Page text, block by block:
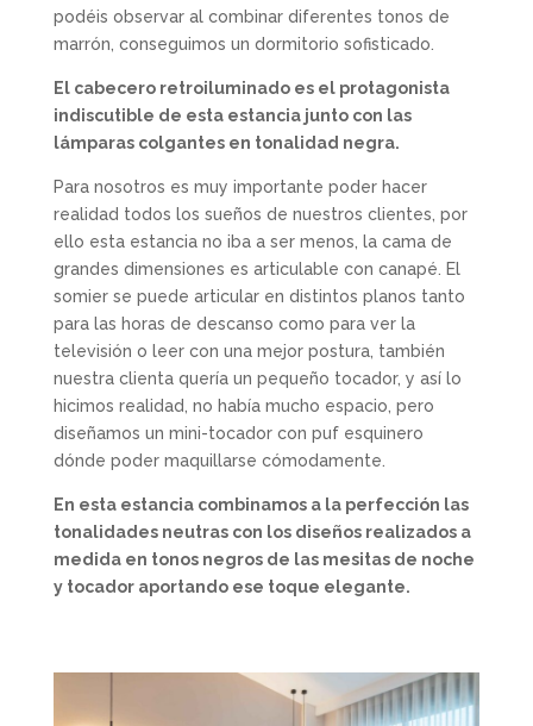
podéis observar al combinar diferentes tonos de
marrón, conseguimos un dormitorio sofisticado.
El cabecero retroiluminado es el protagonista
indiscutible de esta estancia junto con las
lámparas colgantes en tonalidad negra.
Para nosotros es muy importante poder hacer
realidad todos los sueños de nuestros clientes, por
ello esta estancia no iba a ser menos, la cama de
grandes dimensiones es articulable con canapé. El
somier se puede articular en distintos planos tanto
para las horas de descanso como para ver la
televisión o leer con una mejor postura, también
nuestra clienta quería un pequeño tocador, y así lo
hicimos realidad, no había mucho espacio, pero
diseñamos un mini-tocador con puf esquinero
dónde poder maquillarse cómodamente.
En esta estancia combinamos a la perfección las
tonalidades neutras con los diseños realizados a
medida en tonos negros de las mesitas de noche
y tocador aportando ese toque elegante.